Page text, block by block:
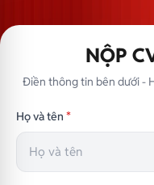
NỘP
Điền thông tin bên dưới -
Họ và tên *